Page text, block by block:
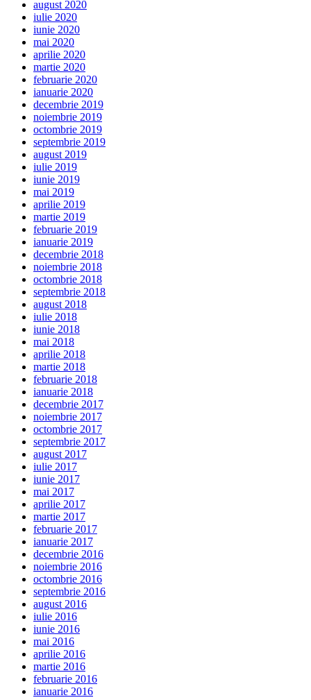
august 2020
iulie 2020
iunie 2020
mai 2020
aprilie 2020
martie 2020
februarie 2020
ianuarie 2020
decembrie 2019
noiembrie 2019
octombrie 2019
septembrie 2019
august 2019
iulie 2019
iunie 2019
mai 2019
aprilie 2019
martie 2019
februarie 2019
ianuarie 2019
decembrie 2018
noiembrie 2018
octombrie 2018
septembrie 2018
august 2018
iulie 2018
iunie 2018
mai 2018
aprilie 2018
martie 2018
februarie 2018
ianuarie 2018
decembrie 2017
noiembrie 2017
octombrie 2017
septembrie 2017
august 2017
iulie 2017
iunie 2017
mai 2017
aprilie 2017
martie 2017
februarie 2017
ianuarie 2017
decembrie 2016
noiembrie 2016
octombrie 2016
septembrie 2016
august 2016
iulie 2016
iunie 2016
mai 2016
aprilie 2016
martie 2016
februarie 2016
ianuarie 2016